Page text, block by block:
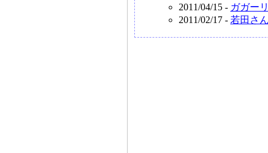
2011/04/15 - ガガー
2011/02/17 - 若田さ